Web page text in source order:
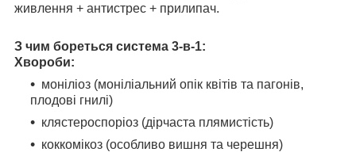
живлення + антистрес + прилипач.
З чим бореться система 3-в-1:
Хвороби:
моніліоз (моніліальний опік квітів та пагонів,
плодові гнилі)
клястероспоріоз (дірчаста плямистість)
коккомікоз (особливо вишня та черешня)